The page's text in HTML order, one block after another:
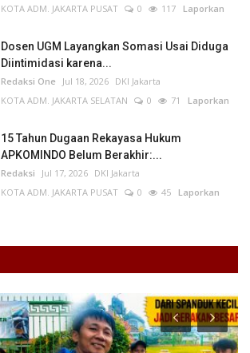
KOTA ADM. JAKARTA PUSAT
0 117 Laporkan
Dosen UGM Layangkan Somasi Usai Diduga
Diintimidasi karena...
Redaksi One Jul 18, 2026 DKI Jakarta
KOTA ADM. JAKARTA SELATAN
0 71 Laporkan
15 Tahun Dugaan Rekayasa Hukum
APKOMINDO Belum Berakhir:...
Redaksi Jul 17, 2026 DKI Jakarta
KOTA ADM. JAKARTA PUSAT
0 45 Laporkan
Perempuan/Anak